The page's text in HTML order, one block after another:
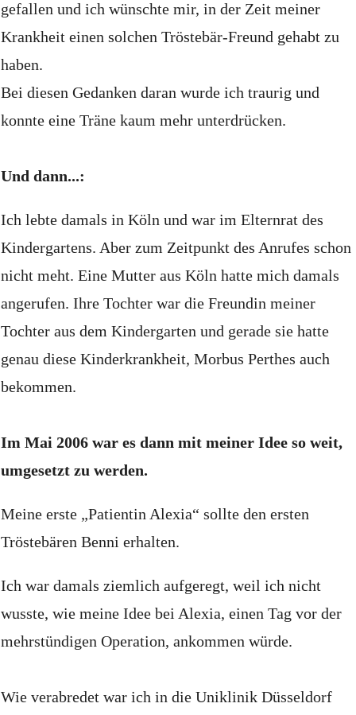
gefallen und ich wünschte mir, in der Zeit meiner
Krankheit einen solchen Tröstebär-Freund gehabt zu
haben.
Bei diesen Gedanken daran wurde ich traurig und
konnte eine Träne kaum mehr unterdrücken.
Und dann...:
Ich lebte damals in Köln und war im Elternrat des
Kindergartens. Aber zum Zeitpunkt des Anrufes schon
nicht meht. Eine Mutter aus Köln hatte mich damals
angerufen. Ihre Tochter war die Freundin meiner
Tochter aus dem Kindergarten und gerade sie hatte
genau diese Kinderkrankheit, Morbus Perthes auch
bekommen.
Im Mai 2006 war es dann mit meiner Idee so weit,
umgesetzt zu werden.
Meine erste „Patientin Alexia“ sollte den ersten
Tröstebären Benni erhalten.
Ich war damals ziemlich aufgeregt, weil ich nicht
wusste, wie meine Idee bei Alexia, einen Tag vor der
mehrstündigen Operation, ankommen würde.
Wie verabredet war ich in die Uniklinik Düsseldorf